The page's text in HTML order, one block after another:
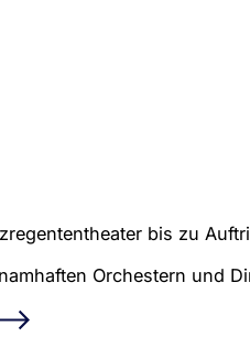
bis zu
Orchestern und